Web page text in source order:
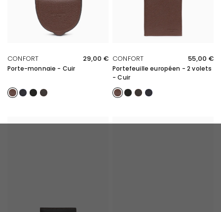
CONFORT 29,00 €
Porte-monnaie - Cuir
Chocolat
Marine
NoirMarron foncé
CONFORT 55,00 €
Portefeuille européen - 2 volets
- Cuir
Chocolat
NoirMarron foncéMarine